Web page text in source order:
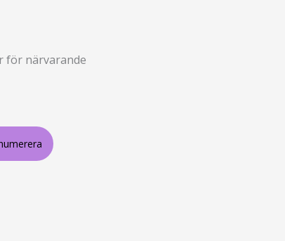
för närvarande